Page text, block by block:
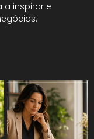
inspirar e